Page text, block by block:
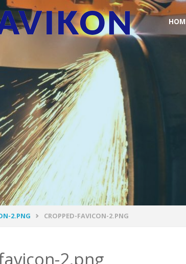
2.PNG CROPPED-FAVICON-2.PNG
2.png